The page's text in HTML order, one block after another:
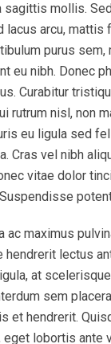
sagittis mollis.
lacus arcu, mattis
purus
eu nibh. Donec
Curabitur
rutrum nisl, non
eu ligula sed
Cras vel nibh
vitae dolor
ac maximus
hendrerit lectus
at
sem
et hendrerit.
lobortis ante